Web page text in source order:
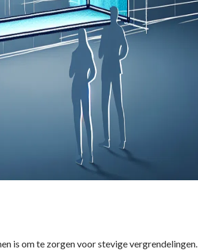
is om te zorgen voor stevige vergrendelingen.